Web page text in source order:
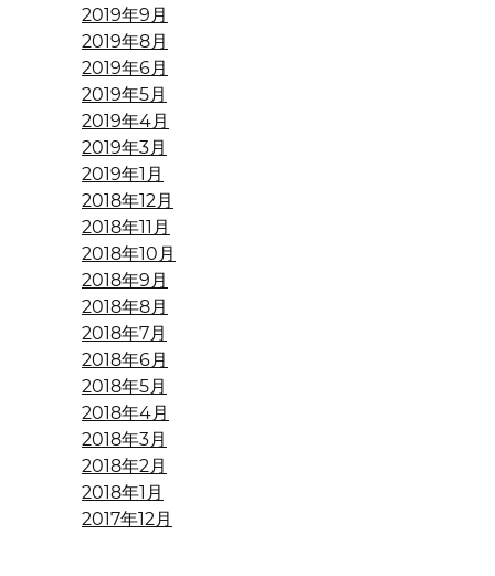
2019年9月
2019年8月
2019年6月
2019年5月
2019年4月
2019年3月
2019年1月
2018年12月
2018年11月
2018年10月
2018年9月
2018年8月
2018年7月
2018年6月
2018年5月
2018年4月
2018年3月
2018年2月
2018年1月
2017年12月